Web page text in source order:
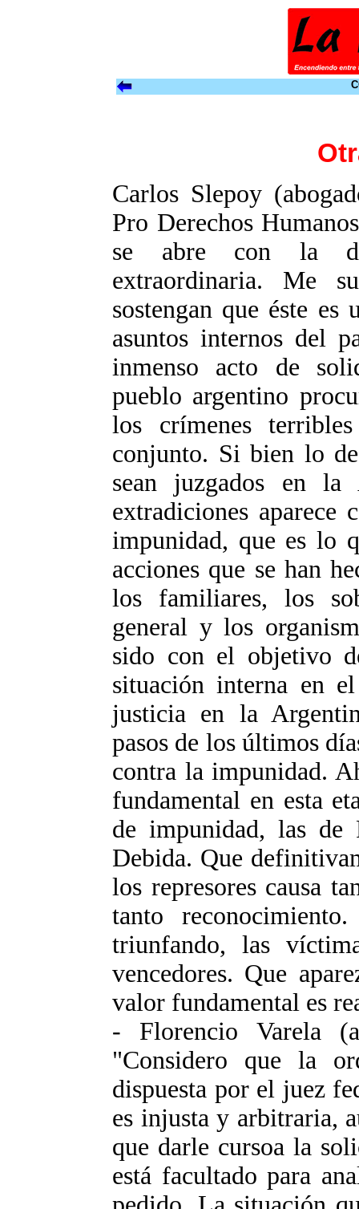
Carlos Slepoy
Pro Derechos
se abre con la
extraordinaria. Me
sostengan que éste
asuntos internos del
inmenso acto de
pueblo argentino
los crímenes
conjunto. Si bien lo
sean juzgados en la
extradiciones aparece
impunidad, que es lo
acciones que se han
los familiares, los
general y los
sido con el objetivo
situación interna en
justicia en la
pasos de los últimos
contra la impunidad.
fundamental en esta
de impunidad, las de
Debida. Que
los represores causa
tanto
triunfando, las
vencedores. Que
valor fundamental es
- Florencio Varela
"Considero que la
dispuesta por el juez
es injusta y arbitraria,
que darle cursoa la
está facultado para